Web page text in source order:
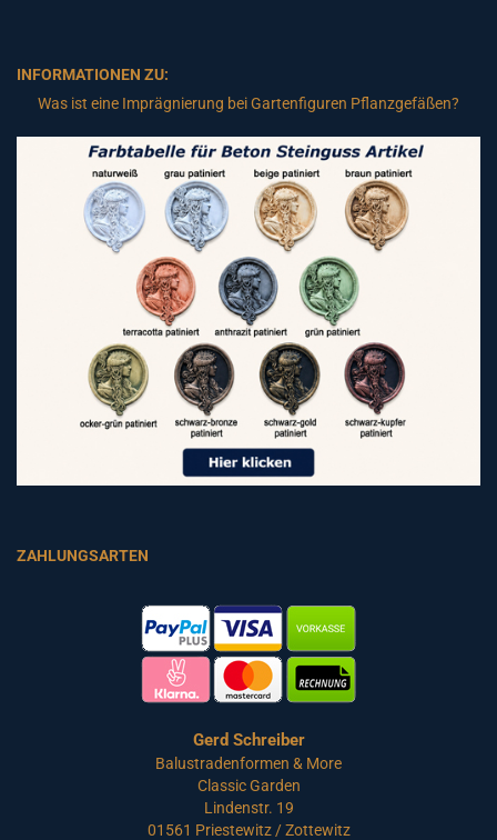
INFORMATIONEN ZU:
Was ist eine Imprägnierung bei Gartenfiguren Pflanzgefäßen?
ZAHLUNGSARTEN
Gerd Schreiber
Balustradenformen & More
Classic Garden
Lindenstr. 19
01561 Priestewitz / Zottewitz